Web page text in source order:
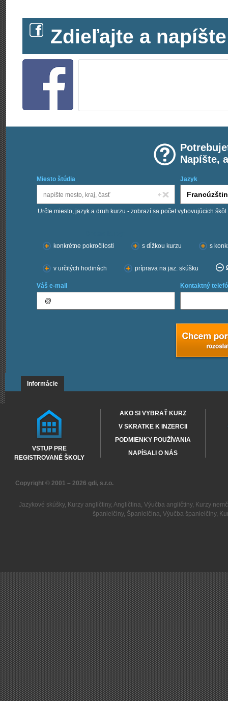
Zdieľajte a
Napíšte,
Miesto štúdia Jazyk
Určte miesto, jazyk a druh kurzu - zobrazí sa počet vyhovujúcich škôl
konkrétne pokročilosti
s dĺžkou kurzu s
v určitých hodinách príprava na jaz. skúšku
Váš e-mail Kontaktný
Informácie
VSTUP PRE
REGISTROVANÉ ŠKOLY
AKO SI VYBRAŤ KURZ
V SKRATKE K INZERCII
PODMIENKY POUŽÍVANIA
NAPÍSALI O NÁS
Copyright © 2001 – 2026 gdi, s.r.o.
Jazykové skúšky, Kurzy angličtiny, Angličtina, Výučba angličtiny, Kurzy
španielčiny, Španielčina, Výučba španielčiny,